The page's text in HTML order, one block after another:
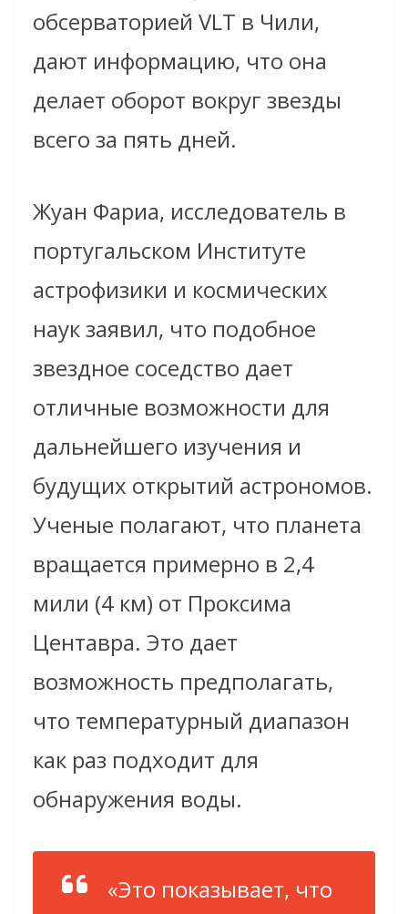
обсерваторией VLT в Чили,
дают информацию, что она
делает оборот вокруг звезды
всего за пять дней.
Жуан Фариа, исследователь в
португальском Институте
астрофизики и космических
наук заявил, что подобное
звездное соседство дает
отличные возможности для
дальнейшего изучения и
будущих открытий астрономов.
Ученые полагают, что планета
вращается примерно в 2,4
мили (4 км) от Проксима
Центавра. Это дает
возможность предполагать,
что температурный диапазон
как раз подходит для
обнаружения воды.
«Это показывает, что